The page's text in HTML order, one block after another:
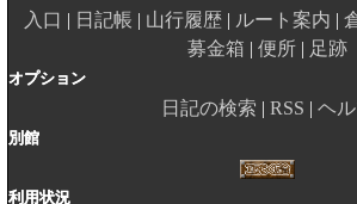
入口 日記帳 山行履歴 ルート案内
募金箱
便所 足跡
オプション
日記の検索 RSS ヘ
別館
利用状況